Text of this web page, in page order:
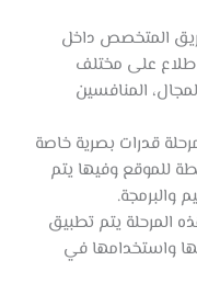
المتخصص داخل
على مختلف
المنافسين
قدرات بصرية خاصة
للموقع وفيها يتم
والبرمجة.
المرحلة يتم تطبيق
واستخدامها في